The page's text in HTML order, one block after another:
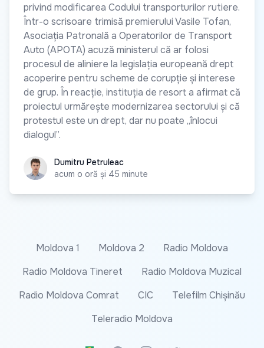
privind modificarea Codului transporturilor rutiere.
Într-o scrisoare trimisă premierului Vasile Tofan,
Asociația Patronală a Operatorilor de Transport
Auto (APOTA) acuză ministerul că ar folosi
procesul de aliniere la legislația europeană drept
acoperire pentru scheme de corupție și interese
de grup. În reacție, instituția de resort a afirmat că
proiectul urmărește modernizarea sectorului și că
protestul este un drept, dar nu poate „înlocui
dialogul”.
Dumitru Petruleac
Dumitru Petruleac
acum o oră și 45 minute
Moldova 1 Moldova 2
Radio Moldova
Radio Moldova Tineret
Radio Moldova Muzical
Radio Moldova Comrat
CIC
Telefilm Chișinău
Teleradio Moldova